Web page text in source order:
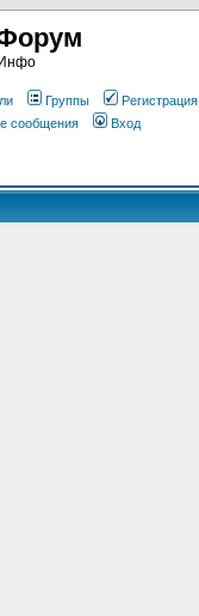
Группы
Регистрация
сообщения Вход